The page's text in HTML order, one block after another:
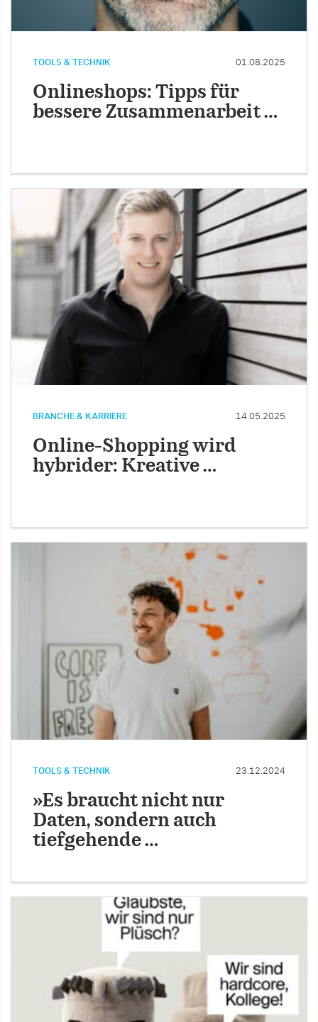
TOOLS & TECHNIK 01.08.2025
Onlineshops: Tipps für
bessere Zusammenarbeit …
BRANCHE & KARRIERE 14.05.2025
Online-Shopping wird
hybrider: Kreative …
TOOLS & TECHNIK 23.12.2024
»Es braucht nicht nur
Daten, sondern auch
tiefgehende …